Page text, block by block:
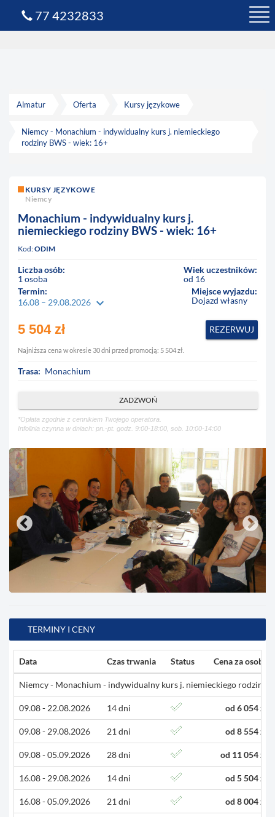
Almatur Oferta Kursy językowe
Niemcy - Monachium - indywidualny kurs j. niemieckiego
rodziny BWS - wiek: 16+
KURSY JĘZYKOWE
Niemcy
Monachium - indywidualny kurs j.
niemieckiego rodziny BWS - wiek: 16+
Kod:ODIM
Liczba osób:
1 osoba
Wiek uczestników:
od 16
Termin:
16.08 – 29.08.2026 keyboard_arrow_down
Miejsce wyjazdu:
Dojazd własny
5 504 zł REZERWUJ
Najniższa cena w okresie 30 dni przed promocją: 5 504 zł.
Trasa: Monachium
ZADZWOŃ
*Opłata zgodnie z cennikiem Twojego operatora.
Infolinia czynna w dniach: pn.-pt. godz. 9:00-18:00, sob. 10:00-14:00
TERMINY I CENY
Data Czas trwania Status Cena za osobę
Niemcy - Monachium - indywidualny kurs j. niemieckiego rodziny
09.08 - 22.08.2026 14 dni od 6 054 zł
09.08 - 29.08.2026 21 dni od 8 554 zł
09.08 - 05.09.2026 28 dni od 11 054 zł
16.08 - 29.08.2026 14 dni od 5 504 zł
16.08 - 05.09.2026 21 dni od 8 004 zł
77 4232833